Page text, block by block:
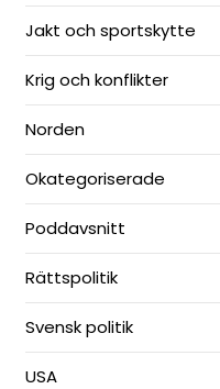
Jakt och sportskytte
Krig och konflikter
Norden
Okategoriserade
Poddavsnitt
Rättspolitik
Svensk politik
USA